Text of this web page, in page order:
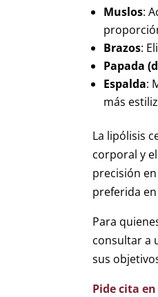
Muslos:
Brazos:
Papada
Espalda:
más
La lipólisis
corporal y
precisión
preferida
Para
consultar a
sus
Pide cita